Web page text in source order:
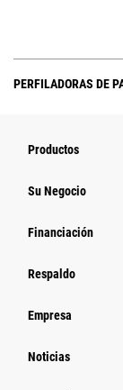
PERFILADORAS DE
Productos
Su Negocio
Financiación
Respaldo
Empresa
Noticias